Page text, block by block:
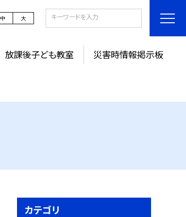
中 大
放課後子ども教室 災害時情報掲示板
カテゴリ